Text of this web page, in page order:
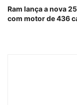
Ram lança a nova
com motor de 436